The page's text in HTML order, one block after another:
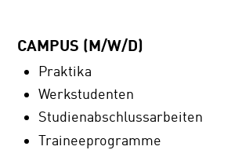
CAMPUS (M/W/D)
Praktika
Werkstudenten
Studienabschlussarbeiten
Traineeprogramme